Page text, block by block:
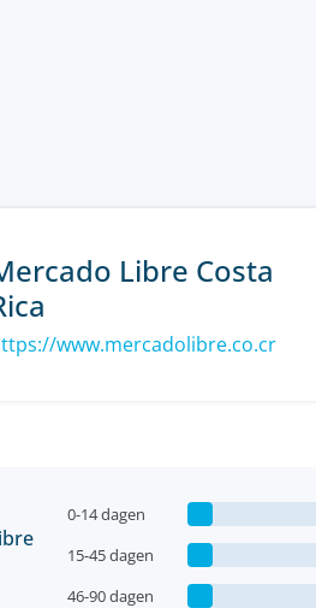
Libre Costa
www.mercadolibre.co.cr
0-14 dagen
15-45 dagen
46-90 dagen